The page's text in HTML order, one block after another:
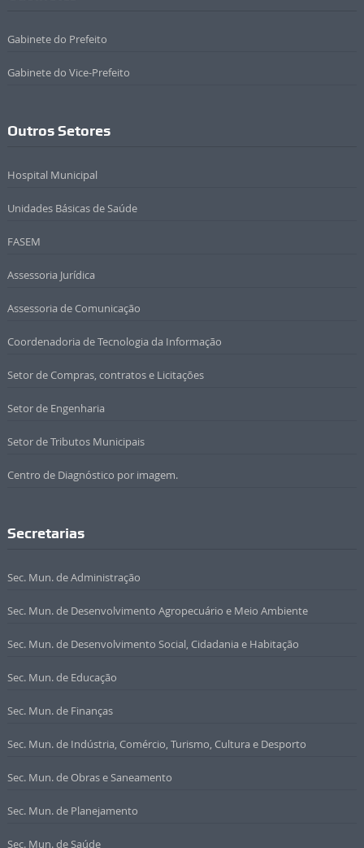
Gabinete do Prefeito
Gabinete do Vice-Prefeito
Outros Setores
Hospital Municipal
Unidades Básicas de Saúde
FASEM
Assessoria Jurídica
Assessoria de Comunicação
Coordenadoria de Tecnologia da Informação
Setor de Compras, contratos e Licitações
Setor de Engenharia
Setor de Tributos Municipais
Centro de Diagnóstico por imagem.
Secretarias
Sec. Mun. de Administração
Sec. Mun. de Desenvolvimento Agropecuário e Meio Ambiente
Sec. Mun. de Desenvolvimento Social, Cidadania e Habitação
Sec. Mun. de Educação
Sec. Mun. de Finanças
Sec. Mun. de Indústria, Comércio, Turismo, Cultura e Desporto
Sec. Mun. de Obras e Saneamento
Sec. Mun. de Planejamento
Sec. Mun. de Saúde